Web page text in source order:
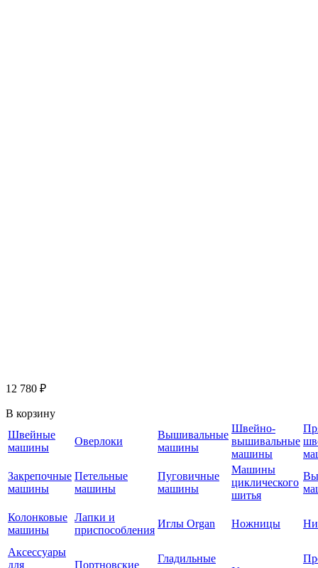
12 780 ₽
В корзину
Швейные
машины
Оверлоки
Вышивальные
машины
Швейно-
вышивальные
машины
Закрепочные
машины
Петельные
машины
Пуговичные
машины
Машины
циклического
шитья
Колонковые
машины
Лапки и
приспособления
Иглы Organ Ножницы
Аксессуары
для
Портновские
Гладильные